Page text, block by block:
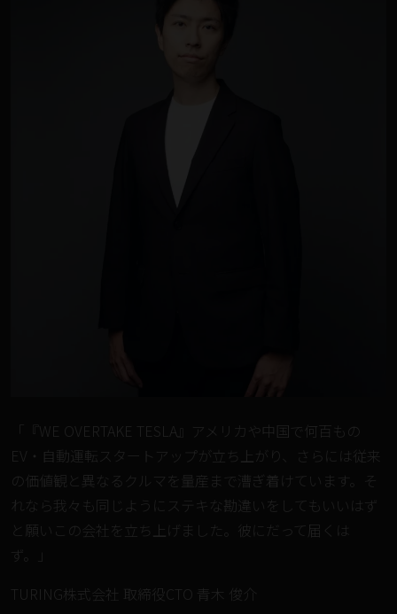
「『WE OVERTAKE TESLA』アメリカや中国で何百もの
EV・自動運転スタートアップが立ち上がり、さらには従来
の価値観と異なるクルマを量産まで漕ぎ着けています。そ
れなら我々も同じようにステキな勘違いをしてもいいはず
と願いこの会社を立ち上げました。彼にだって届くは
ず。」
TURING株式会社 取締役CTO 青木 俊介